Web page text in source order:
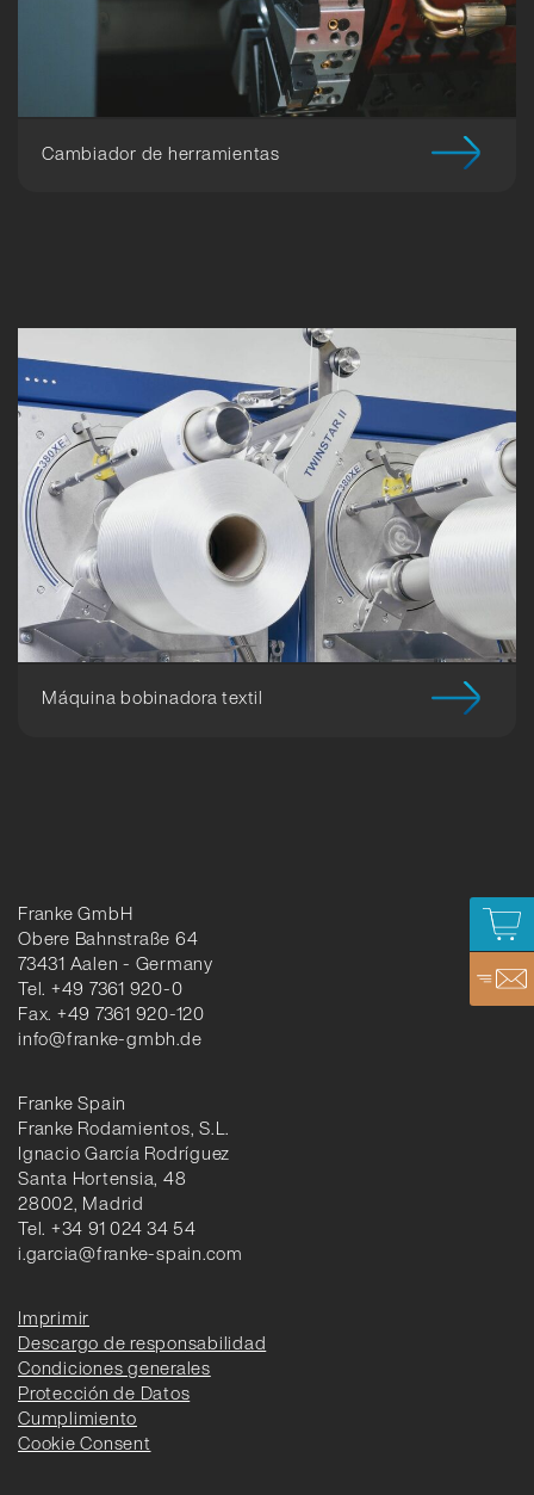
Cambiador de herramientas
Máquina bobinadora textil
Franke GmbH
Obere Bahnstraße 64
73431 Aalen - Germany
Tel. +49 7361 920-0
Fax. +49 7361 920-120
info@franke-gmbh.de
Franke Spain
Franke Rodamientos, S.L.
Ignacio García Rodríguez
Santa Hortensia, 48
28002, Madrid
Tel. +34 91 024 34 54
i.garcia@franke-spain.com
Imprimir
Descargo de responsabilidad
Condiciones generales
Protección de Datos
Cumplimiento
Cookie Consent